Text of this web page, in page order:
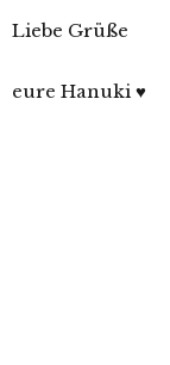
Liebe Grüße
eure Hanuki ♥